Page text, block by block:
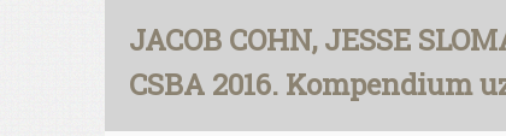
JACOB COHN, JESSE
CSBA 2016. Kompendium